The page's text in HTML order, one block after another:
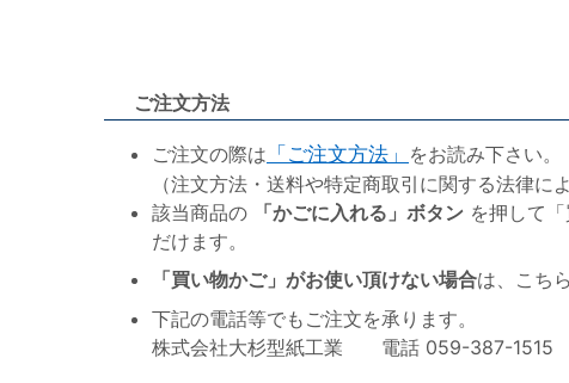
ご注文方法
ご注文の際は 「ご注文方法」 をお読み下さい。
（注文方法・送料や特定商取引に関する法律に
該当商品の
「かごに入れる」ボタン を押して
だけます。
「買い物かご」がお使い頂けない場合は、こち
下記の電話等でもご注文を承ります。
株式会社大杉型紙工業 電話 059-387-1515